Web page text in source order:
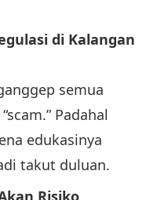
di Kalangan
semua
Padahal
edukasinya
takut duluan.
Risiko